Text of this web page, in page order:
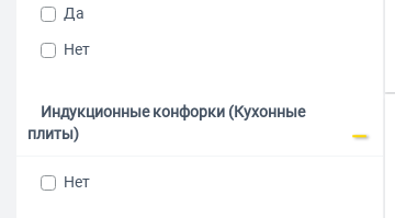
Да
Нет
Индукционные конфорки (Кухонные
плиты)
Нет